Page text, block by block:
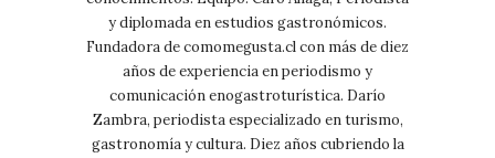
y diplomada en estudios gastronómicos.
Fundadora de comomegusta.cl con más de diez
años de experiencia en periodismo y
comunicación enogastroturística. Darío
Zambra, periodista especializado en turismo,
gastronomía y cultura. Diez años cubriendo la